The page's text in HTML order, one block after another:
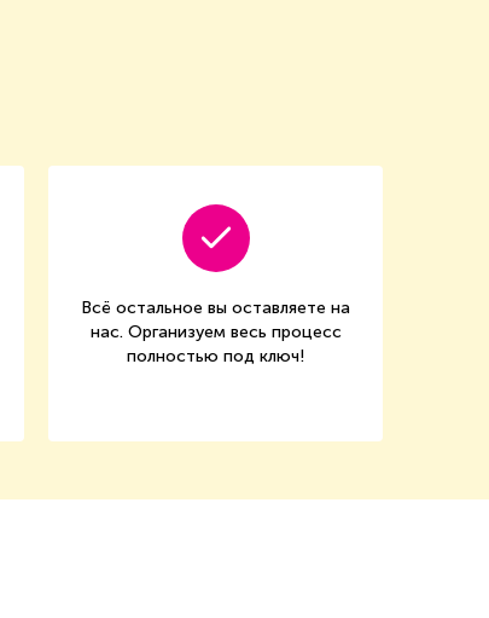
Всё остальное вы оставляете на
нас. Организуем весь процесс
полностью под ключ!